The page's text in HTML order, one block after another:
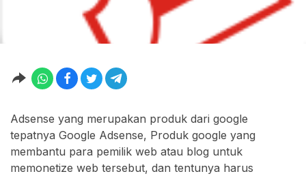
Adsense yang merupakan produk dari google
tepatnya Google Adsense, Produk google yang
membantu para pemilik web atau blog untuk
memonetize web tersebut, dan tentunya harus